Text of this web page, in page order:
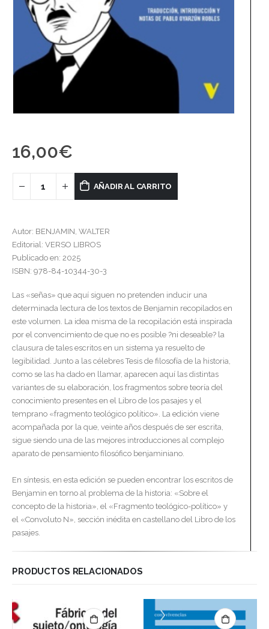
16,00€
AÑADIR AL CARRITO
Autor: BENJAMIN, WALTER
Editorial: VERSO LIBROS
Publicado en: 2025
ISBN: 978-84-10344-30-3
Las «señas» que aquí siguen no pretenden inducir una
determinada lectura de los textos de Benjamin recopilados en
este volumen. La idea misma de la recopilación está inspirada
por el convencimiento de que no es posible ?ni deseable? la
clausura de tales escritos en un sistema ya resuelto de
legibilidad. Junto a las célebres Tesis de filosofía de la historia,
como se las ha dado en llamar, aparecen aquí las distintas
variantes de su elaboración, los fragmentos sobre teoría del
conocimiento presentes en el Libro de los pasajes y el
temprano «fragmento teológico político». La edición viene
acompañada por la que, veinte años después de ser escrita,
sigue siendo una de las mejores introducciones al complejo
aparato de pensamiento filosófico benjaminiano.
En síntesis, en esta edición se pueden encontrar los escritos de
Benjamin en torno al problema de la historia: «Sobre el
concepto de la historia», el «Fragmento teológico-político» y
el «Convoluto N», sección inédita en castellano del Libro de los
pasajes.
PRODUCTOS RELACIONADOS